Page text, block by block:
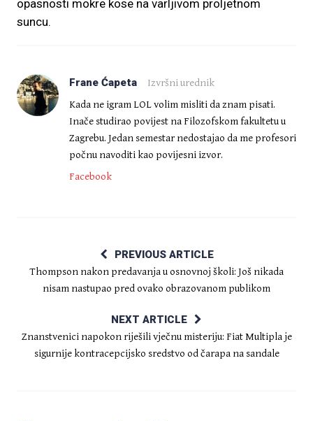
opasnosti mokre kose na varljivom proljetnom
suncu.
Frane Ćapeta
Izvršni urednik
Kada ne igram LOL volim misliti da znam pisati.
Inače studirao povijest na Filozofskom fakultetu u
Zagrebu. Jedan semestar nedostajao da me profesori
počnu navoditi kao povijesni izvor.
Facebook
PREVIOUS ARTICLE
Thompson nakon predavanja u osnovnoj školi: Još nikada
nisam nastupao pred ovako obrazovanom publikom
NEXT ARTICLE
Znanstvenici napokon riješili vječnu misteriju: Fiat Multipla je
sigurnije kontracepcijsko sredstvo od čarapa na sandale